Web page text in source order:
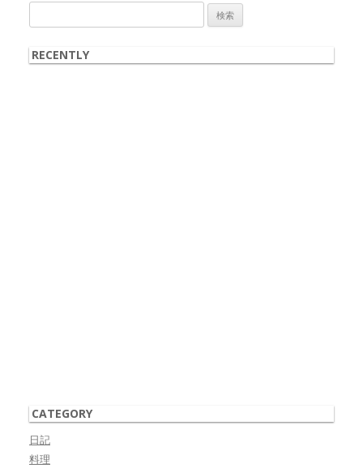
索:
RECENTLY
CATEGORY
日記
料理